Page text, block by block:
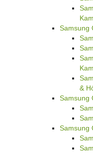
Samsung
&
Samsung
Samsung